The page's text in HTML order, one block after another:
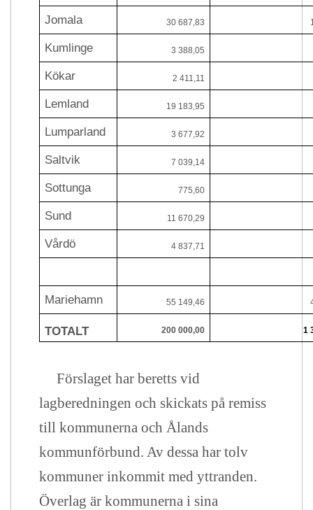
Jomala 30 687,83
Kumlinge 3 388,05
Kökar 2 411,11
Lemland 19 183,95
Lumparland 3 677,92
Saltvik 7 039,14
Sottunga 775,60
Sund 11 670,29
Vårdö 4 837,71
Mariehamn 55 149,46
TOTALT 200 000,00 1
Förslaget har beretts vid
lagberedningen och skickats på remiss
till kommunerna och Ålands
kommunförbund. Av dessa har tolv
kommuner inkommit med yttranden.
Överlag är kommunerna i sina